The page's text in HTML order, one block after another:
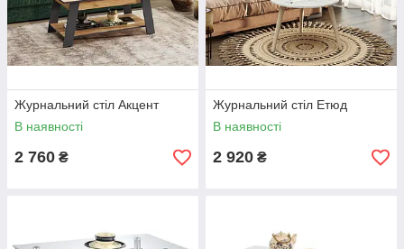
Журнальний стіл Акцент
В наявності
2 760 ₴
Журнальний стіл Етюд
В наявності
2 920 ₴